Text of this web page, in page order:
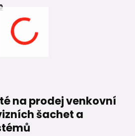
na prodej venkovní
šachet a